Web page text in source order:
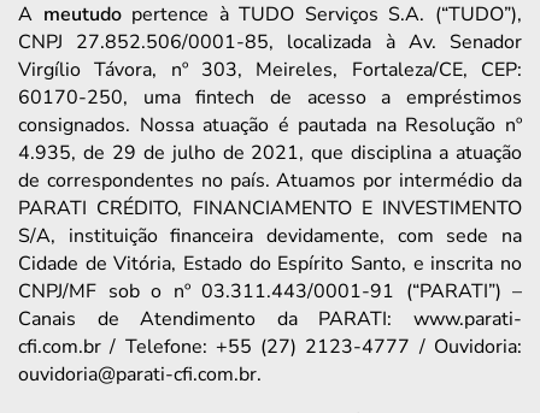
A meutudopertence à TUDO Serviços S.A. (“TUDO”),
CNPJ 27.852.506/0001-85, localizada à Av. Senador
Virgílio Távora, nº 303, Meireles, Fortaleza/CE, CEP:
60170-250, uma fintech de acesso a empréstimos
consignados. Nossa atuação é pautada na Resolução nº
4.935, de 29 de julho de 2021, que disciplina a atuação
de correspondentes no país. Atuamos por intermédio da
PARATI CRÉDITO, FINANCIAMENTO E INVESTIMENTO
S/A, instituição financeira devidamente, com sede na
Cidade de Vitória, Estado do Espírito Santo, e inscrita no
CNPJ/MF sob o nº 03.311.443/0001-91 (“PARATI”) –
Canais de Atendimento da PARATI: www.parati-
cfi.com.br / Telefone: +55 (27) 2123-4777 / Ouvidoria:
ouvidoria@parati-cfi.com.br.